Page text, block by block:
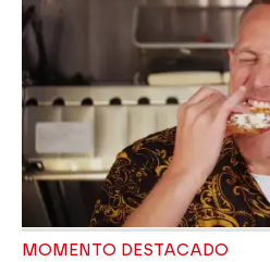
MOMENTO DESTACADO